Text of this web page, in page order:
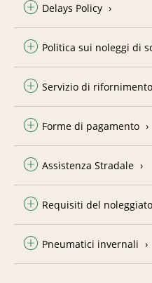
Delays Policy
Politica sui noleggi di
Servizio di rifornimento
Forme di pagamento
Assistenza Stradale
Requisiti del
Pneumatici invernali